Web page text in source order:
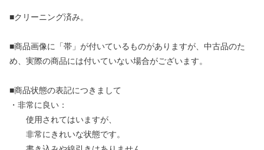
■クリーニング済み。
■商品画像に「帯」が付いているものがありますが、中古品のた
め、実際の商品には付いていない場合がございます。
■商品状態の表記につきまして
・非常に良い：
使用されてはいますが、
非常にきれいな状態です。